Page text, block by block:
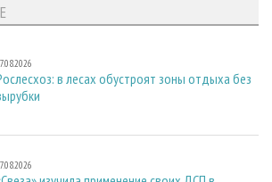
в лесах обустроят зоны отдыха без